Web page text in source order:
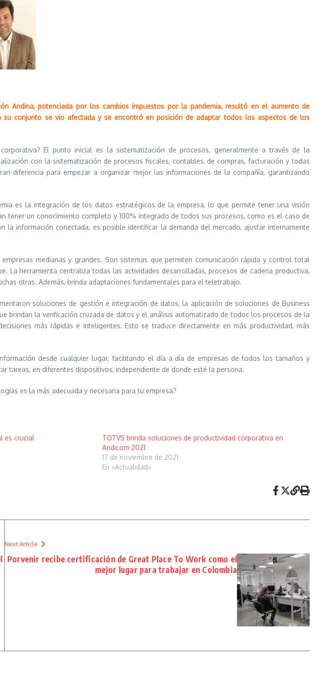
Andina, potenciada por los cambios impuestos por la pandemia, resultó en el aumento de
conjunto se vio afectada y se encontró en posición de adaptar todos los aspectos de los
El punto inicial es la sistematización de procesos, generalmente a través de la
con la sistematización de procesos fiscales, contables, de compras, facturación y todas
diferencia para empezar a organizar mejor las informaciones de la compañía, garantizando
es la integración de los datos estratégicos de la empresa, lo que permite tener una visión
tener un conocimiento completo y 100% integrado de todos sus procesos, como es el caso de
información conectada, es posible identificar la demanda del mercado, ajustar internamente
medianas y grandes. Son sistemas que permiten comunicación rápida y control total
herramienta centraliza todas las actividades desarrolladas, procesos de cadena productiva,
otras. Además, brinda adaptaciones fundamentales para el teletrabajo.
soluciones de gestión e integración de datos, la aplicación de soluciones de Business
brindan la verificación cruzada de datos y el análisis automatizado de todos los procesos de la
más rápidas e inteligentes. Esto se traduce directamente en más productividad, más
desde cualquier lugar, facilitando el día a día de empresas de todos los tamaños y
tareas, en diferentes dispositivos, independiente de donde esté la persona.
es la más adecuada y necesaria para tu empresa?
es crucial
TOTVS brinda soluciones de productividad corporativa en
Andicom 2021
17 de noviembre de 2021
En «Actualidad»
Next Article
Porvenir recibe certificación de Great Place To Work como el
mejor lugar para trabajar en Colombia